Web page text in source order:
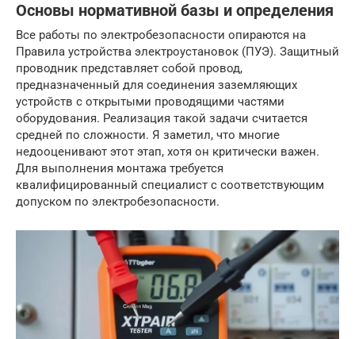
Основы нормативной базы и определения
Все работы по электробезопасности опираются на
Правила устройства электроустановок (ПУЭ). Защитный
проводник представляет собой провод,
предназначенный для соединения заземляющих
устройств с открытыми проводящими частями
оборудования. Реализация такой задачи считается
средней по сложности. Я заметил, что многие
недооценивают этот этап, хотя он критически важен.
Для выполнения монтажа требуется
квалифицированный специалист с соответствующим
допуском по электробезопасности.